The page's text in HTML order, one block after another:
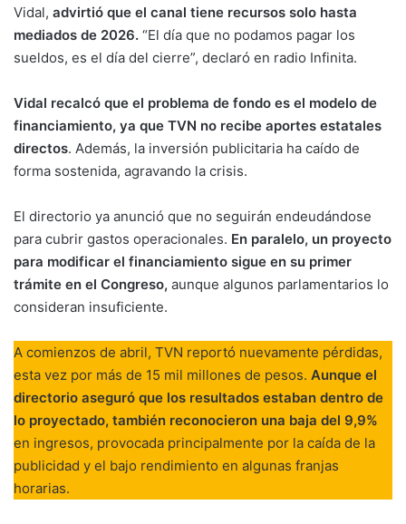
Vidal, advirtió que el canal tiene recursos solo hasta
mediados de 2026. “El día que no podamos pagar los
sueldos, es el día del cierre”, declaró en radio Infinita.
Vidal recalcó que el problema de fondo es el modelo de
financiamiento, ya que TVN no recibe aportes estatales
directos. Además, la inversión publicitaria ha caído de
forma sostenida, agravando la crisis.
El directorio ya anunció que no seguirán endeudándose
para cubrir gastos operacionales. En paralelo, un proyecto
para modificar el financiamiento sigue en su primer
trámite en el Congreso, aunque algunos parlamentarios lo
consideran insuficiente.
A comienzos de abril, TVN reportó nuevamente pérdidas,
esta vez por más de 15 mil millones de pesos. Aunque el
directorio aseguró que los resultados estaban dentro de
lo proyectado, también reconocieron una baja del 9,9%
en ingresos, provocada principalmente por la caída de la
publicidad y el bajo rendimiento en algunas franjas
horarias.